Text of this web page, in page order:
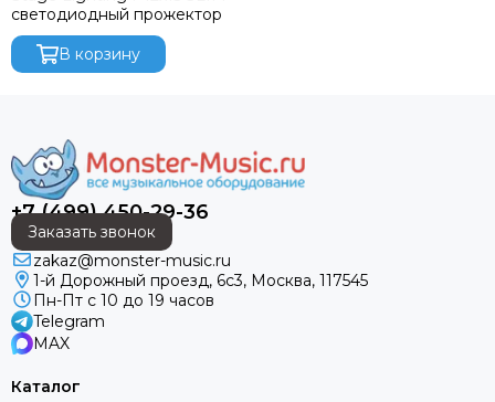
Audiorus
Audiophony
Avolites
Beyerdynamic
Bristage
Chamsys
CHAUVET
Clay Paky
CODE
Color Imagination
Coreat
CRCBOX
светодиодный прожектор
В корзину
+7 (499) 450-29-36
Заказать звонок
zakaz@monster-music.ru
1-й Дорожный проезд, 6с3, Москва, 117545
Пн-Пт с 10 до 19 часов
Telegram
MAX
Каталог